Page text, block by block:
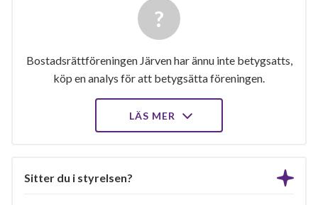
Bostadsrättföreningen Järven har ännu inte betygsatts,
köp en analys för att betygsätta föreningen.
LÄS MER
Sitter du i styrelsen?